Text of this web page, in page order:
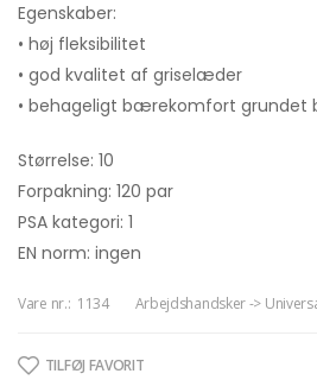
Egenskaber:
• høj fleksibilitet
• god kvalitet af griselæder
• behageligt bærekomfort grundet
Størrelse: 10
Forpakning: 120 par
PSA kategori: 1
EN norm: ingen
Vare nr.: 1134 Arbejdshandsker ->
TILFØJ FAVORIT